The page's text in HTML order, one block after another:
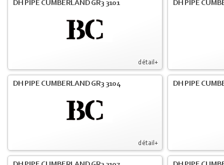
détail+
DH PIPE CUMBERLAND GR3 3101 DH PIPE
détail+
DH PIPE CUMBERLAND GR3 3104 DH PIPE